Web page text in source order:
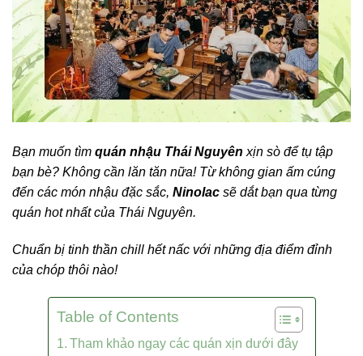
Bạn muốn tìm quán nhậu Thái Nguyên xịn sò để tụ tập
bạn bè? Không cần lăn tăn nữa! Từ không gian ấm cúng
đến các món nhậu đặc sắc, Ninolac sẽ dắt bạn qua từng
quán hot nhất của Thái Nguyên.
Chuẩn bị tinh thần chill hết nấc với những địa điểm đỉnh
của chóp thôi nào!
Table of Contents
Tham khảo ngay các quán xịn dưới đây